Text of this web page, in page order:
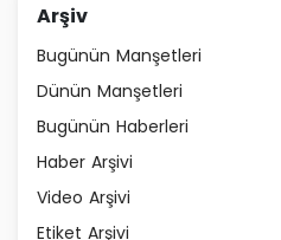
Arşiv
Bugünün Manşetleri
Dünün Manşetleri
Bugünün Haberleri
Haber Arşivi
Video Arşivi
Etiket Arşivi